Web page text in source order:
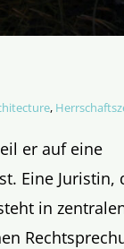
,
er auf eine
Eine Juristin,
in